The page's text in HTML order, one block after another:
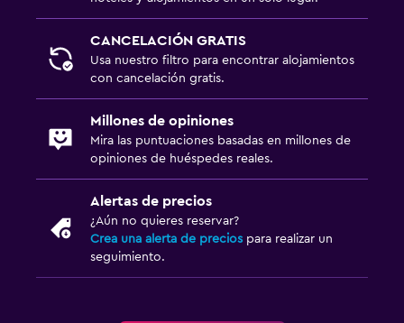
Gimnasio
CANCELACIÓN GRATIS
Usa nuestro filtro para encontrar alojamientos
con cancelación gratis.
Millones de opiniones
Mira las puntuaciones basadas en millones de
opiniones de huéspedes reales.
Alertas de precios
¿Aún no quieres reservar?
Crea una alerta de precios para realizar un
seguimiento.